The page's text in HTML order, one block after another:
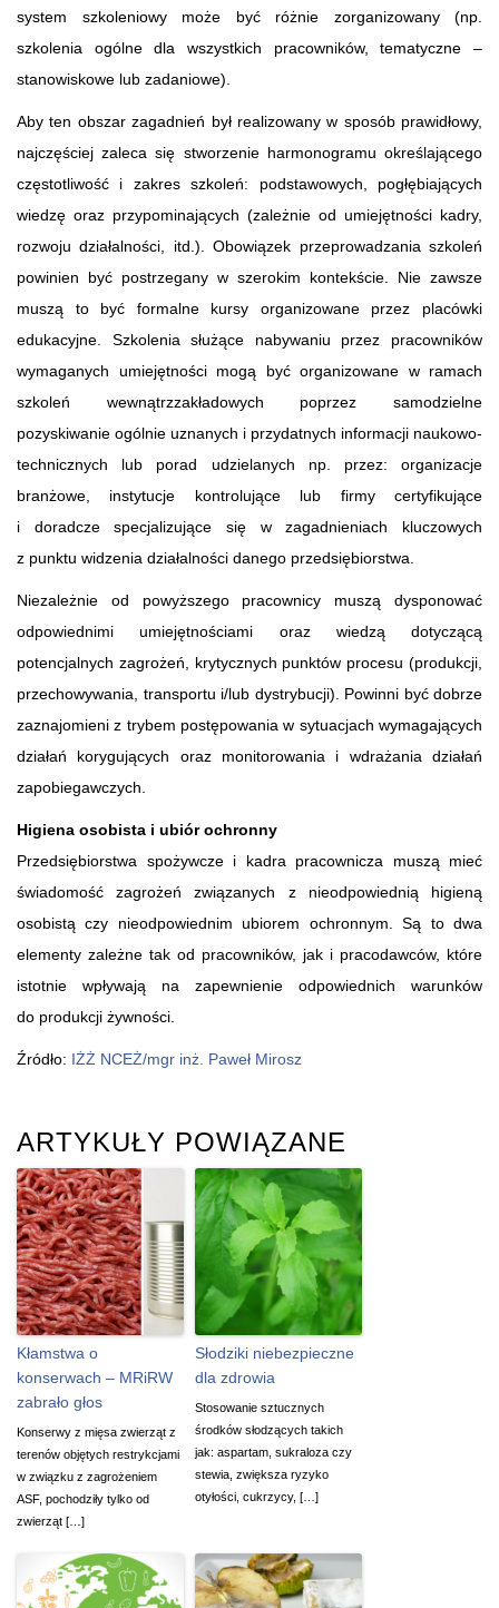
system szkoleniowy może być różnie zorganizowany (np.
szkolenia ogólne dla wszystkich pracowników, tematyczne –
stanowiskowe lub zadaniowe).
Aby ten obszar zagadnień był realizowany w sposób prawidłowy,
najczęściej zaleca się stworzenie harmonogramu określającego
częstotliwość i zakres szkoleń: podstawowych, pogłębiających
wiedzę oraz przypominających (zależnie od umiejętności kadry,
rozwoju działalności, itd.). Obowiązek przeprowadzania szkoleń
powinien być postrzegany w szerokim kontekście. Nie zawsze
muszą to być formalne kursy organizowane przez placówki
edukacyjne. Szkolenia służące nabywaniu przez pracowników
wymaganych umiejętności mogą być organizowane w ramach
szkoleń wewnątrzzakładowych poprzez samodzielne
pozyskiwanie ogólnie uznanych i przydatnych informacji naukowo-
technicznych lub porad udzielanych np. przez: organizacje
branżowe, instytucje kontrolujące lub firmy certyfikujące
i doradcze specjalizujące się w zagadnieniach kluczowych
z punktu widzenia działalności danego przedsiębiorstwa.
Niezależnie od powyższego pracownicy muszą dysponować
odpowiednimi umiejętnościami oraz wiedzą dotyczącą
potencjalnych zagrożeń, krytycznych punktów procesu (produkcji,
przechowywania, transportu i/lub dystrybucji). Powinni być dobrze
zaznajomieni z trybem postępowania w sytuacjach wymagających
działań korygujących oraz monitorowania i wdrażania działań
zapobiegawczych.
Higiena osobista i ubiór ochronny
Przedsiębiorstwa spożywcze i kadra pracownicza muszą mieć
świadomość zagrożeń związanych z nieodpowiednią higieną
osobistą czy nieodpowiednim ubiorem ochronnym. Są to dwa
elementy zależne tak od pracowników, jak i pracodawców, które
istotnie wpływają na zapewnienie odpowiednich warunków
do produkcji żywności.
Źródło: IŻŻ NCEŻ/mgr inż. Paweł Mirosz
ARTYKUŁY POWIĄZANE
Kłamstwa o
konserwach – MRiRW
zabrało głos
Konserwy z mięsa zwierząt z
terenów objętych restrykcjami
w związku z zagrożeniem
ASF, pochodziły tylko od
zwierząt […]
Słodziki niebezpieczne
dla zdrowia
Stosowanie sztucznych
środków słodzących takich
jak: aspartam, sukraloza czy
stewia, zwiększa ryzyko
otyłości, cukrzycy, […]